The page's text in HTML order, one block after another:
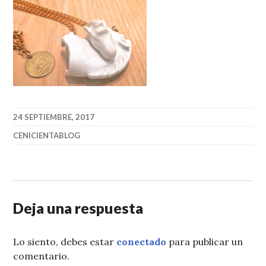
24 SEPTIEMBRE, 2017
CENICIENTABLOG
Deja una respuesta
Lo siento, debes estar conectado para publicar un
comentario.